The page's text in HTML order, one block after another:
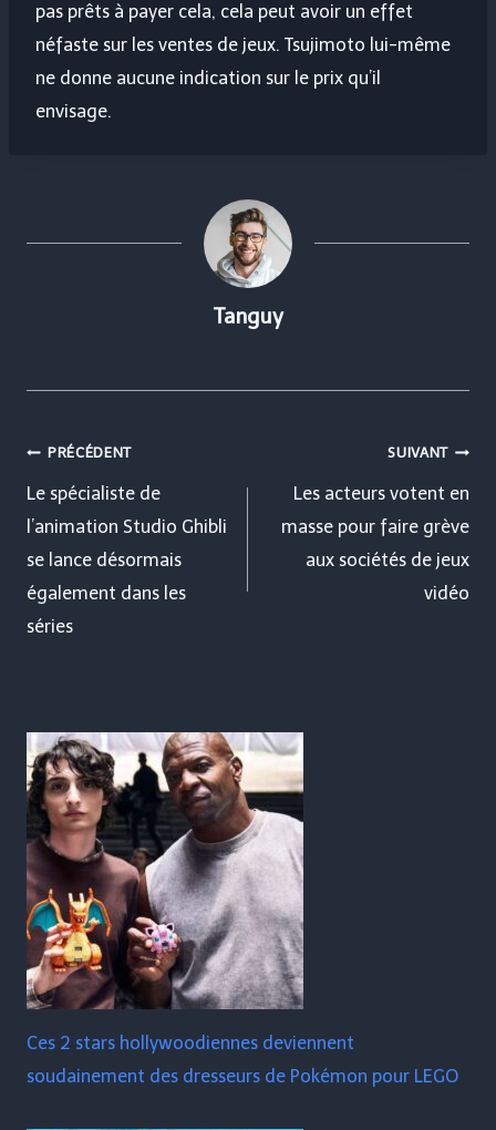
pas prêts à payer cela, cela peut avoir un effet
néfaste sur les ventes de jeux. Tsujimoto lui-même
ne donne aucune indication sur le prix qu’il
envisage.
Tanguy
Navigation
de
l’article
PRÉCÉDENT
Le spécialiste de
l’animation Studio Ghibli
se lance désormais
également dans les
séries
SUIVANT
Les acteurs votent en
masse pour faire grève
aux sociétés de jeux
vidéo
Ces 2 stars hollywoodiennes deviennent
soudainement des dresseurs de Pokémon pour LEGO